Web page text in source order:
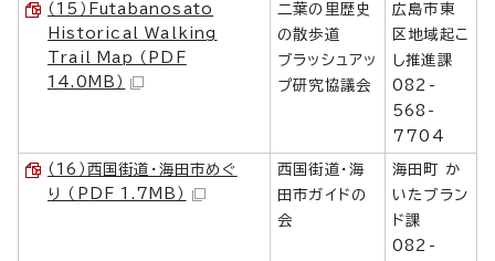
（15）Futabanosato
Historical Walking
Trail Map （PDF
14.0MB）
二葉の里歴史
の散歩道
ブラッシュアッ
プ研究協議会
広島市東
区地域起こ
し推進課
082-
568-
7704
（16）西国街道・海田市めぐ
り （PDF 1.7MB）
西国街道・海
田市ガイドの
会
海田町 か
いたブラン
ド課
082-